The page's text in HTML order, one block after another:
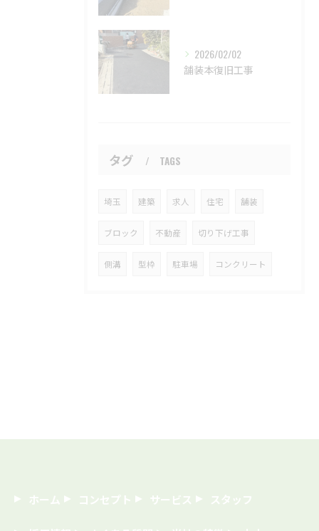
2026/02/02
舗装本復旧工事
タグ TAGS
埼玉 建築 求人 住宅 舗装
ブロック 不動産 切り下げ工事
側溝 型枠 駐車場 コンクリート
ホーム コンセプト サービス スタッフ